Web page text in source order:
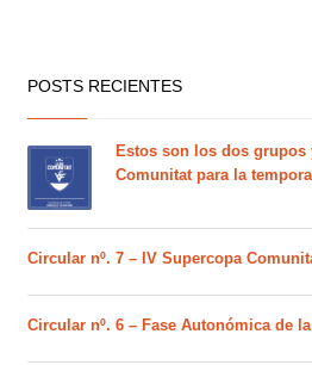
POSTS RECIENTES
Estos son los dos grupos
Comunitat para la
Circular nº. 7 – IV Supercopa
Circular nº. 6 – Fase Autonómica de